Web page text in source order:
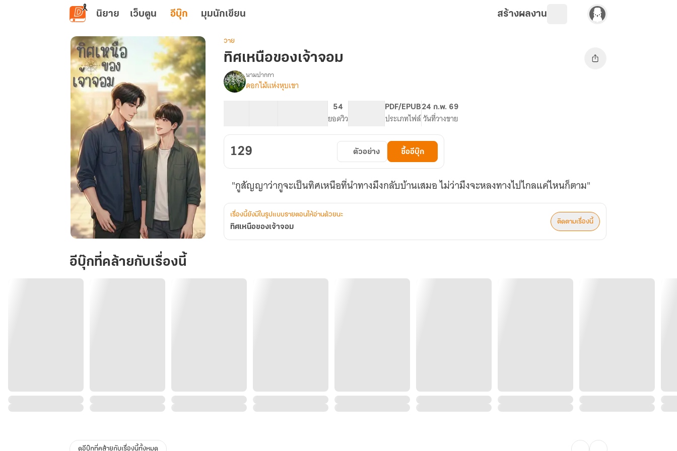
ข้ามไปยังเนื้อหาหลัก
นิยาย เว็บตูน อีบุ๊ก มุมนักเขียน สร้างผลงาน
เหนือ
ของ
เจ้า
วาย
ทิศเหนือของเจ้าจอม
เรื่อง
ทิศ
จอม
นามปากกา
ดอกไม้แห่งหุบเขา
54
ยอดวิว
PDF/EPUB
ประเภทไฟล์
24 ก.พ. 69
วันที่วางขาย
129 ตัวอย่าง ซื้ออีบุ๊ก
"กูสัญญาว่ากูจะเป็นทิศเหนือที่นำทางมึงกลับบ้านเสมอ ไม่ว่ามึงจะหลงทางไปไกลแค่ไหนก็ตาม"
เรื่องนี้ยังมีในรูปแบบรายตอนให้อ่านด้วยนะ
ทิศเหนือของเจ้าจอม
ติดตามเรื่องนี้
อีบุ๊กที่คล้ายกับเรื่องนี้
ดูอีบุ๊กที่คล้ายกับเรื่องนี้ทั้งหมด